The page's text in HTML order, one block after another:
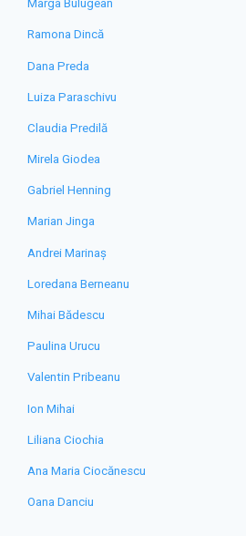
Marga Bulugean
Ramona Dincă
Dana Preda
Luiza Paraschivu
Claudia Predilă
Mirela Giodea
Gabriel Henning
Marian Jinga
Andrei Marinaș
Loredana Berneanu
Mihai Bădescu
Paulina Urucu
Valentin Pribeanu
Ion Mihai
Liliana Ciochia
Ana Maria Ciocănescu
Oana Danciu